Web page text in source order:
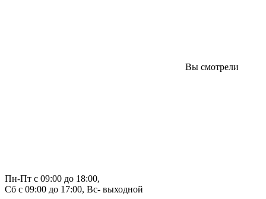
Вы смотрели
Пн-Пт с 09:00 до 18:00,
Сб с 09:00 до 17:00, Вс- выходной